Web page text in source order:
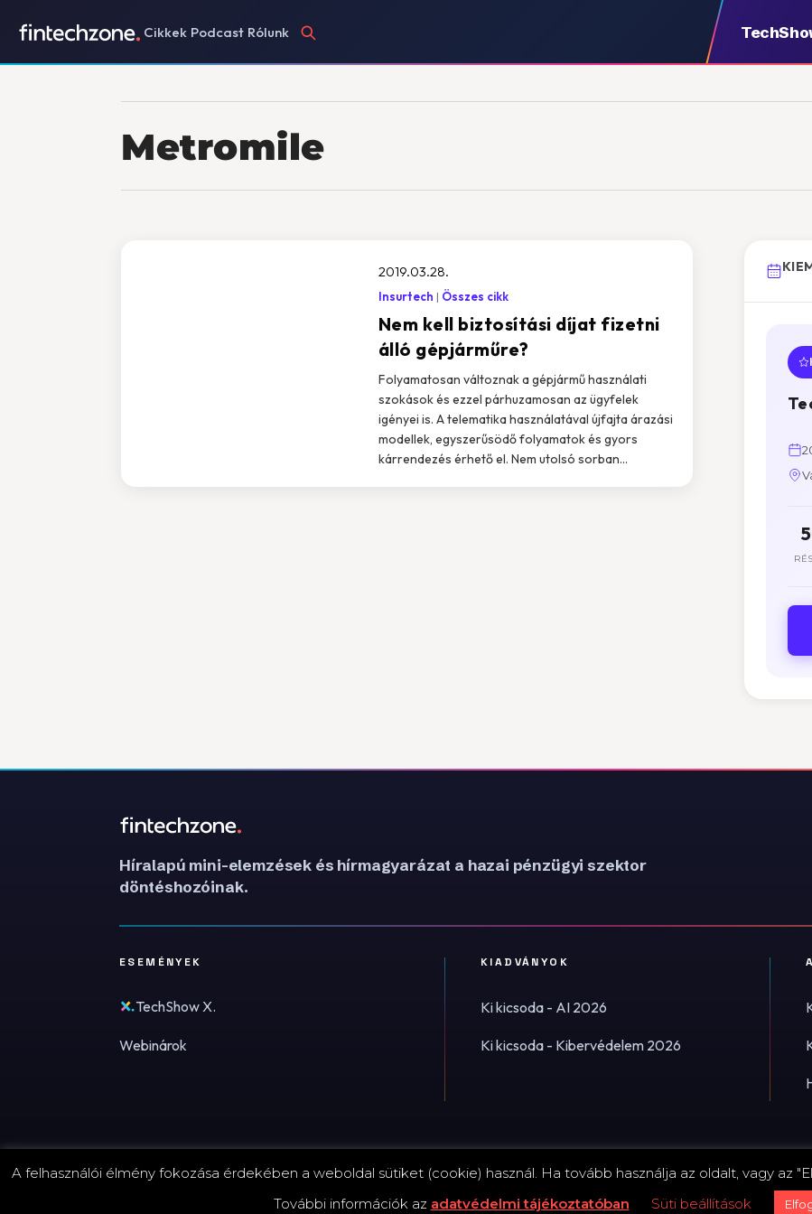
Cikkek Podcast Rólunk
Metromile
Nem kell biztosítási díjat fizetni
álló gépjárműre?
2019.03.28.
Insurtech Összes cikk
Folyamatosan változnak a gépjármű használati
szokások és ezzel párhuzamosan az ügyfelek
igényei is. A telematika használatával újfajta árazási
modellek, egyszerűsödő folyamatok és gyors
kárrendezés érhető el. Nem utolsó sorban...
Híralapú mini-elemzések és hírmagyarázat a hazai pénzügyi szektor
döntéshozóinak.
ESEMÉNYEK
TechShow X.
Webinárok
KIADVÁNYOK
Ki kicsoda - AI 2026
Ki kicsoda - Kibervédelem 2026
© 2026 FinTechZone.hu - A FinTech Group Kft.
A felhasználói élmény fokozása érdekében a weboldal sütiket (cookie) használ. Ha tovább használja az oldalt, vagy az
További információk az adatvédelmi tájékoztatóban Süti beállítások